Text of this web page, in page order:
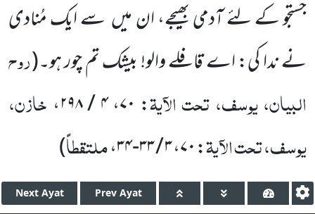
جستجو کے لئے آدمی بھیجے، ان میں سے ایک مُنادی
نے ندا کی: اے قافلے والو! بیشک تم چور ہو۔(روح
البیان، یوسف، تحت الآیۃ: ۷۰،۴ / ۲۹۸ ، خازن،
یوسف، تحت الآیۃ:۷۰،۳ / ۳۳-۳۴ ،ملتقطاً)
Next Ayat Prev Ayat